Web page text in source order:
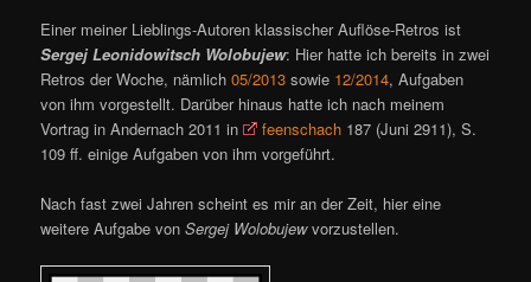
a
v
i
g
a
t
o
n
Einer meiner Lieblings-Autoren klassischer Auflöse-Retros ist
Sergej Leonidowitsch Wolobujew: Hier hatte ich bereits in zwei
Retros der Woche, nämlich05/2013 sowie 12/2014, Aufgaben
von ihm vorgestellt. Darüber hinaus hatte ich nach meinem
Vortrag in Andernach 2011 in
feenschach 187 (Juni 2911), S.
109 ff. einige Aufgaben von ihm vorgeführt.
Nach fast zwei Jahren scheint es mir an der Zeit, hier eine
weitere Aufgabe vonSergej Wolobujewvorzustellen.